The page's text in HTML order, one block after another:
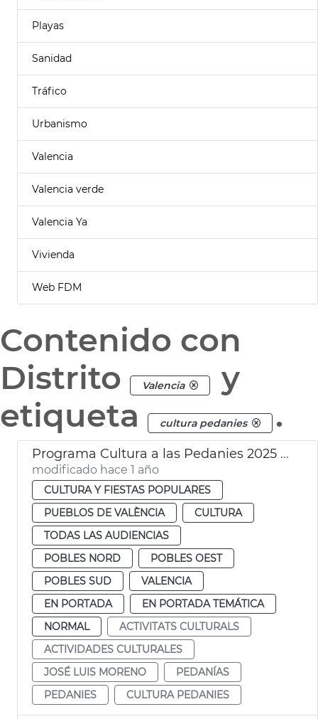
Playas
Sanidad
Tráfico
Urbanismo
Valencia
Valencia verde
Valencia Ya
Vivienda
Web FDM
Contenido con
Distrito
Valencia
y
etiqueta
cultura pedanies .
Programa Cultura a las Pedanies 2025 València
modificado hace 1 año
CULTURA Y FIESTAS POPULARES
PUEBLOS DE VALÈNCIA
CULTURA
TODAS LAS AUDIENCIAS
POBLES NORD
POBLES OEST
POBLES SUD
VALENCIA
EN PORTADA
EN PORTADA TEMÁTICA
NORMAL
ACTIVITATS CULTURALS
ACTIVIDADES CULTURALES
JOSÉ LUIS MORENO
PEDANÍAS
PEDANIES
CULTURA PEDANIES